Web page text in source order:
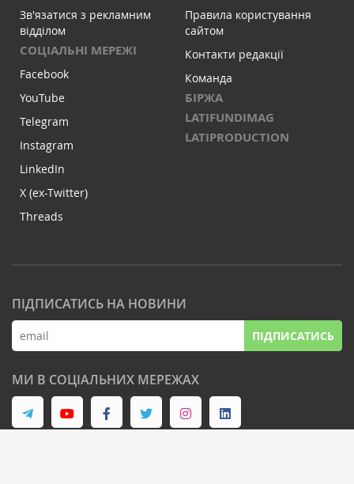
Зв'язатися з рекламним
відділом
СОЦІАЛЬНІ МЕРЕЖІ
Facebook
YouTube
Telegram
Instagram
LinkedIn
X (ex-Twitter)
Threads
Правила користування
сайтом
Контакти редакції
Команда
БІРЖА
LATIFUNDIMAG
LATIPRODUCTION
ПІДПИСАТИСЬ НА НОВИНИ
ПІДПИСАТИСЬ
МИ В СОЦІАЛЬНИХ МЕРЕЖАХ